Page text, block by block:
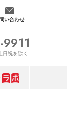
い合わせ
祝を除く